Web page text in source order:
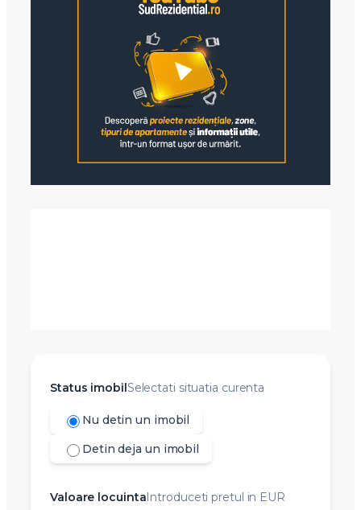
Status imobilSelectati situatia curenta
Nu detin un imobil
Detin deja un imobil
Valoare locuintaIntroduceti pretul in EUR